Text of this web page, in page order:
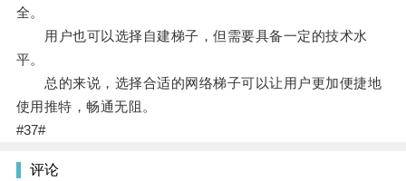
全。
用户也可以选择自建梯子，但需要具备一定的技术水
平。
总的来说，选择合适的网络梯子可以让用户更加便捷地
使用推特，畅通无阻。
#37#
评论